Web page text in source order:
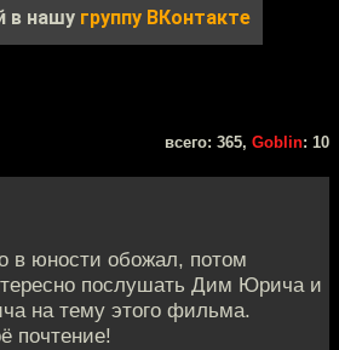
в нашу группу ВКонтакте
всего: 365, Goblin: 10
в юности обожал, потом
послушать Дим Юрича и
на тему этого фильма.
почтение!